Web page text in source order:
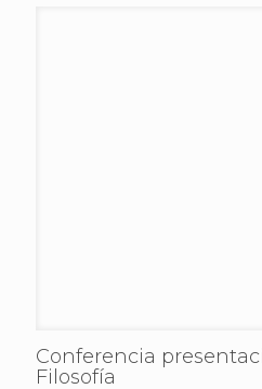
Conferencia
Filosofía